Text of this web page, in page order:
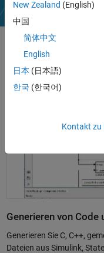
Generieren von Code
Generieren Sie C, C++,
Dateien aus Simulink,
New Zealand (English)
中国
简体中文
English
日本 (日本語)
한국 (한국어)
Kontakt zu